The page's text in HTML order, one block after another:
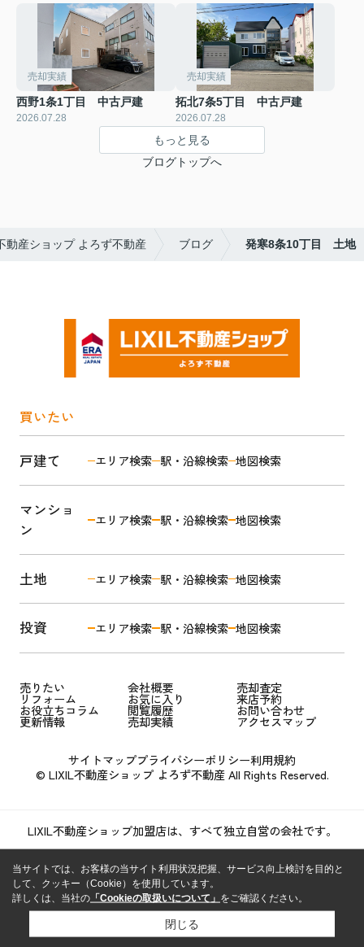
売却実績
西野1条1丁目 中古戸建
2026.07.28
売却実績
拓北7条5丁目 中古戸建
2026.07.28
もっと見る
ブログトップへ
動産ショップ よろず不動産 ブログ 発寒8条10丁目 土地
買いたい
戸建て エリア検索 駅・沿線検索 地図検索
マンショ
ン
エリア検索 駅・沿線検索 地図検索
土地 エリア検索 駅・沿線検索 地図検索
投資 エリア検索 駅・沿線検索 地図検索
売りたい
リフォーム
お役立ちコラム
更新情報
会社概要
お気に入り
閲覧履歴
売却実績
売却査定
来店予約
お問い合わせ
アクセスマップ
サイトマッププライバシーポリシー利用規約
© LIXIL不動産ショップ よろず不動産 All Rights Reserved.
LIXIL不動産ショップ加盟店は、すべて独立自営の会社です。
当サイトでは、お客様の当サイト利用状況把握、サービス向上検討を目的と
して、クッキー（Cookie）を使用しています。
詳しくは、当社の 「Cookieの取扱いについて」 をご確認ください。
閉じる